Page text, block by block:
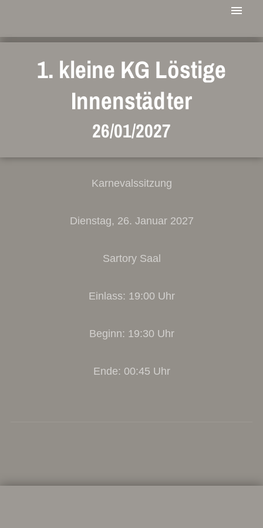
1. kleine KG Löstige
Innenstädter
26/01/2027
Karnevalssitzung
Dienstag, 26. Januar 2027
Sartory Saal
Einlass: 19:00 Uhr
Beginn: 19:30 Uhr
Ende: 00:45 Uhr